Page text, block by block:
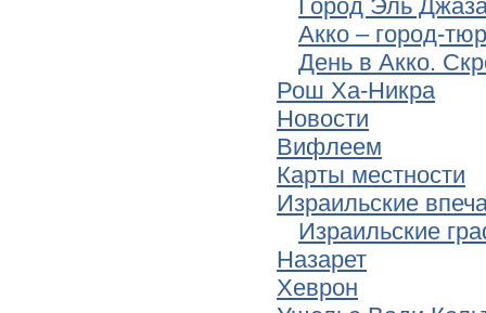
Город Эль
Акко – город-
День в Акко.
Рош Ха-Никра
Новости
Вифлеем
Карты местности
Израильские
Израильские
Назарет
Хеврон